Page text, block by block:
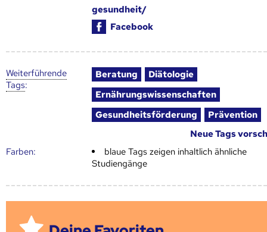
gesundheit/
Facebook
Weiter­führende
Tags:
Beratung
Diätologie
Ernährungswissenschaften
Gesundheitsförderung
Prävention
Neue Tags
Farben:
blaue Tags zeigen inhaltlich ähnliche
Studiengänge